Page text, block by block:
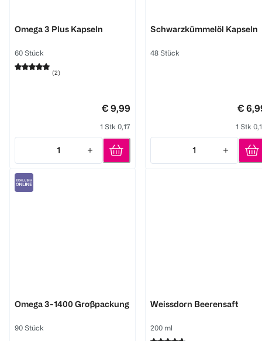
Omega 3 Plus Kapseln
60 Stück
(2)
€ 9,99
1 Stk 0,17
1
Quantity: 1
Schwarzkümmelöl Kapseln
48 Stück
€
1 Stk
1
Quantity: 1
Omega 3-1400 Großpackung
90 Stück
Weissdorn Beerensaft
200 ml